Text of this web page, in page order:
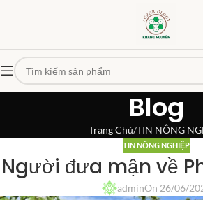
Blog
Trang Chủ TIN NÔNG
TIN NÔNG NGHIỆP
Người đưa mận về
adminOn 26/06/